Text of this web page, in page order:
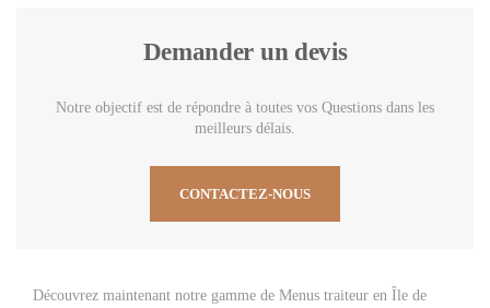
Demander un devis
Notre objectif est de répondre à toutes vos Questions dans les
meilleurs délais.
CONTACTEZ-NOUS
Découvrez maintenant notre gamme de Menus traiteur en Île de